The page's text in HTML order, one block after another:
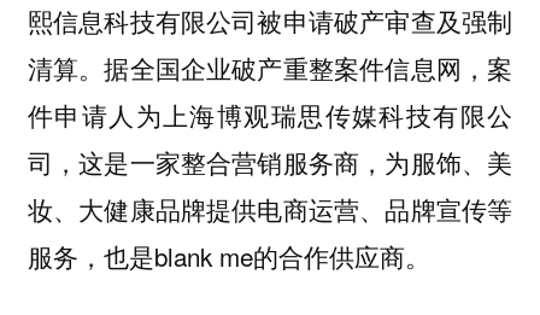
熙信息科技有限公司被申请破产审查及强制
清算。据全国企业破产重整案件信息网，案
件申请人为上海博观瑞思传媒科技有限公
司，这是一家整合营销服务商，为服饰、美
妆、大健康品牌提供电商运营、品牌宣传等
服务，也是blank me的合作供应商。